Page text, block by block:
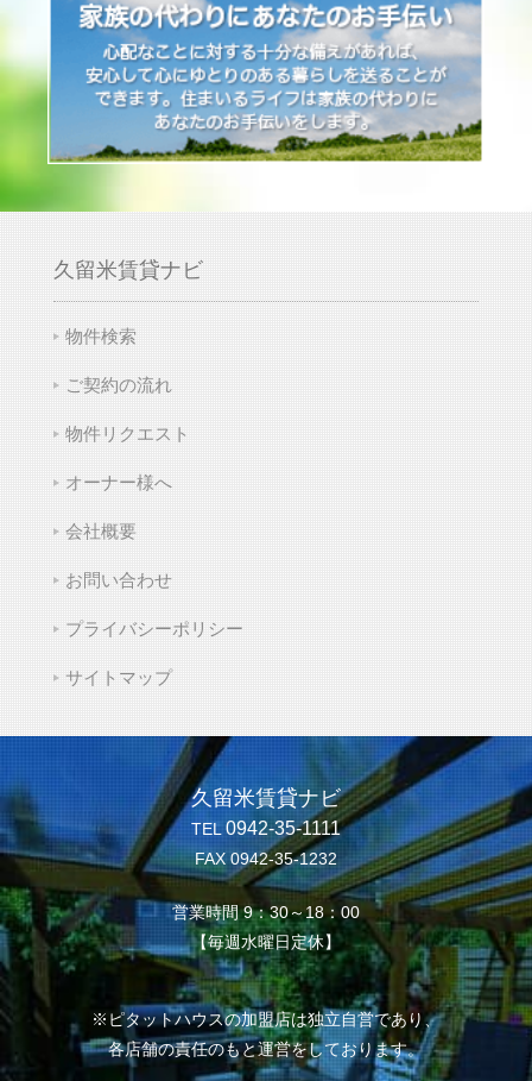
久留米賃貸ナビ
物件検索
ご契約の流れ
物件リクエスト
オーナー様へ
会社概要
お問い合わせ
プライバシーポリシー
サイトマップ
久留米賃貸ナビ
TEL 0942-35-1111
FAX 0942-35-1232
営業時間 9：30～18：00
【毎週水曜日定休】
※ピタットハウスの加盟店は独立自営であり、
各店舗の責任のもと運営をしております。